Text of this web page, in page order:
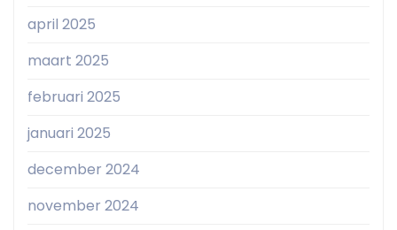
april 2025
maart 2025
februari 2025
januari 2025
december 2024
november 2024